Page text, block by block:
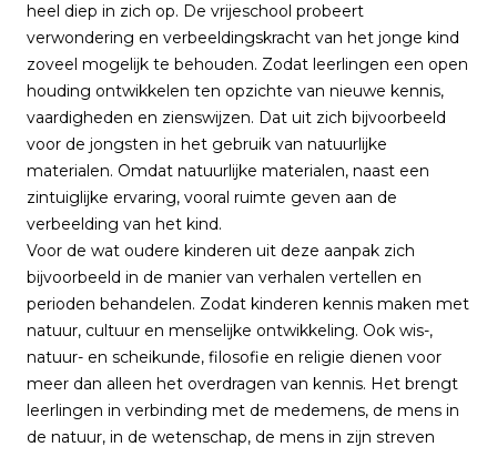
heel diep in zich op. De vrijeschool probeert
verwondering en verbeeldingskracht van het jonge kind
zoveel mogelijk te behouden. Zodat leerlingen een open
houding ontwikkelen ten opzichte van nieuwe kennis,
vaardigheden en zienswijzen. Dat uit zich bijvoorbeeld
voor de jongsten in het gebruik van natuurlijke
materialen. Omdat natuurlijke materialen, naast een
zintuiglijke ervaring, vooral ruimte geven aan de
verbeelding van het kind.
Voor de wat oudere kinderen uit deze aanpak zich
bijvoorbeeld in de manier van verhalen vertellen en
perioden behandelen. Zodat kinderen kennis maken met
natuur, cultuur en menselijke ontwikkeling. Ook wis-,
natuur- en scheikunde, filosofie en religie dienen voor
meer dan alleen het overdragen van kennis. Het brengt
leerlingen in verbinding met de medemens, de mens in
de natuur, in de wetenschap, de mens in zijn streven